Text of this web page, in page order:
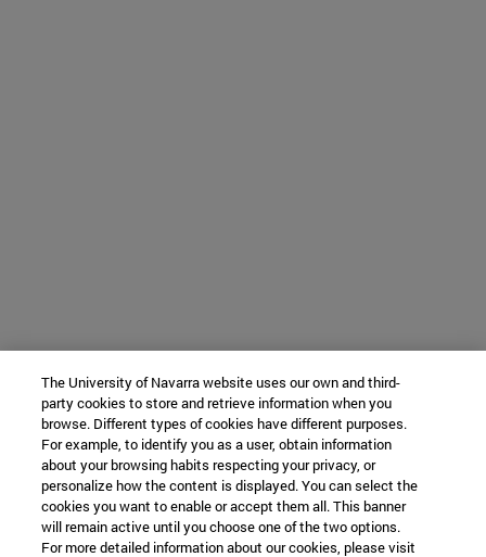
The University of Navarra website uses our own and third-
party cookies to store and retrieve information when you
browse. Different types of cookies have different purposes.
For example, to identify you as a user, obtain information
about your browsing habits respecting your privacy, or
personalize how the content is displayed. You can select the
cookies you want to enable or accept them all. This banner
will remain active until you choose one of the two options.
For more detailed information about our cookies, please visit